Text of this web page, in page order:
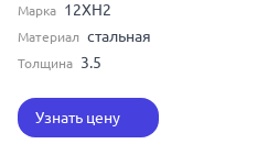
Марка 12ХН2
Материал стальная
Толщина 3.5
Узнать цену